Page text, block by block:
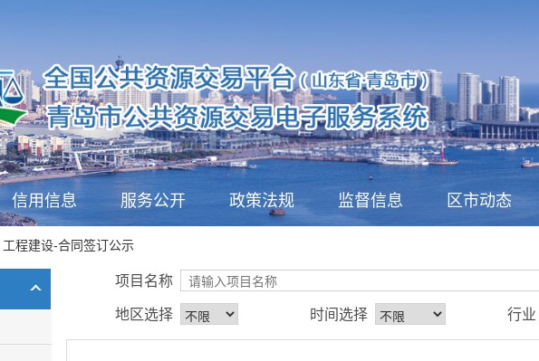
信用信息 服务公开 政策法规 监督信息 区市动态
工程建设-合同签订公示
项目名称
地区选择
时间选择 行业